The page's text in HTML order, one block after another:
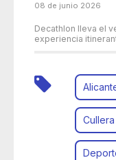
08 de junio 2026
Decathlon lleva el
experiencia
Cullera